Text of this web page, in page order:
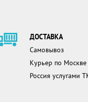
ДОСТАВКА
Самовывоз
Курьер по
Россия услугами